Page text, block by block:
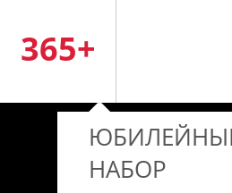
365+
НАБОР